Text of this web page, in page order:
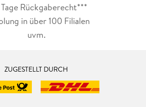
Rückgaberecht***
in über 100 Filialen
uvm.
ZUGESTELLT DURCH